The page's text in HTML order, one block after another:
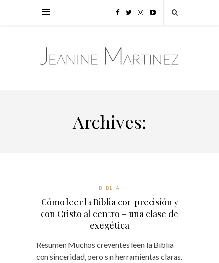
Archives:
BIBLIA
Cómo leer la Biblia con precisión y
con Cristo al centro – una clase de
exegética
Resumen Muchos creyentes leen la Biblia
con sinceridad, pero sin herramientas claras.